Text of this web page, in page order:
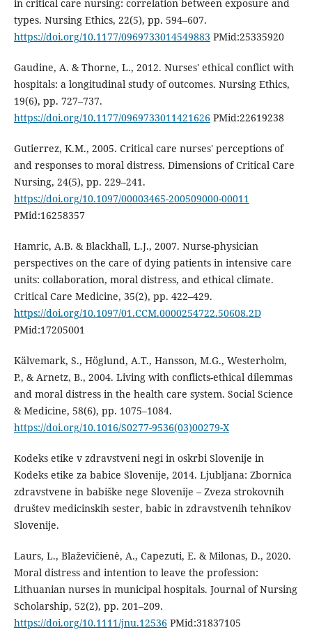
in critical care nursing: correlation between exposure and
types. Nursing Ethics, 22(5), pp. 594–607.
https://doi.org/10.1177/0969733014549883 PMid:25335920
Gaudine, A. & Thorne, L., 2012. Nurses' ethical conflict with
hospitals: a longitudinal study of outcomes. Nursing Ethics,
19(6), pp. 727–737.
https://doi.org/10.1177/0969733011421626 PMid:22619238
Gutierrez, K.M., 2005. Critical care nurses' perceptions of
and responses to moral distress. Dimensions of Critical Care
Nursing, 24(5), pp. 229–241.
https://doi.org/10.1097/00003465-200509000-00011
PMid:16258357
Hamric, A.B. & Blackhall, L.J., 2007. Nurse-physician
perspectives on the care of dying patients in intensive care
units: collaboration, moral distress, and ethical climate.
Critical Care Medicine, 35(2), pp. 422–429.
https://doi.org/10.1097/01.CCM.0000254722.50608.2D
PMid:17205001
Kälvemark, S., Höglund, A.T., Hansson, M.G., Westerholm,
P., & Arnetz, B., 2004. Living with conflicts-ethical dilemmas
and moral distress in the health care system. Social Science
& Medicine, 58(6), pp. 1075–1084.
https://doi.org/10.1016/S0277-9536(03)00279-X
Kodeks etike v zdravstveni negi in oskrbi Slovenije in
Kodeks etike za babice Slovenije, 2014. Ljubljana: Zbornica
zdravstvene in babiške nege Slovenije – Zveza strokovnih
društev medicinskih sester, babic in zdravstvenih tehnikov
Slovenije.
Laurs, L., Blaževičienė, A., Capezuti, E. & Milonas, D., 2020.
Moral distress and intention to leave the profession:
Lithuanian nurses in municipal hospitals. Journal of Nursing
Scholarship, 52(2), pp. 201–209.
https://doi.org/10.1111/jnu.12536 PMid:31837105